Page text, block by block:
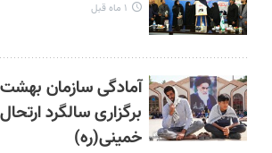
۱ ماه قبل
آمادگی سازمان
برگزاری سالگرد
خمینی(ره)